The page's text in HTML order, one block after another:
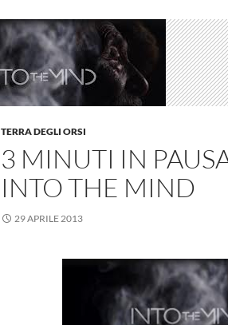
TERRA DEGLI ORSI
3 MINUTI IN
INTO THE MIND
29 APRILE 2013